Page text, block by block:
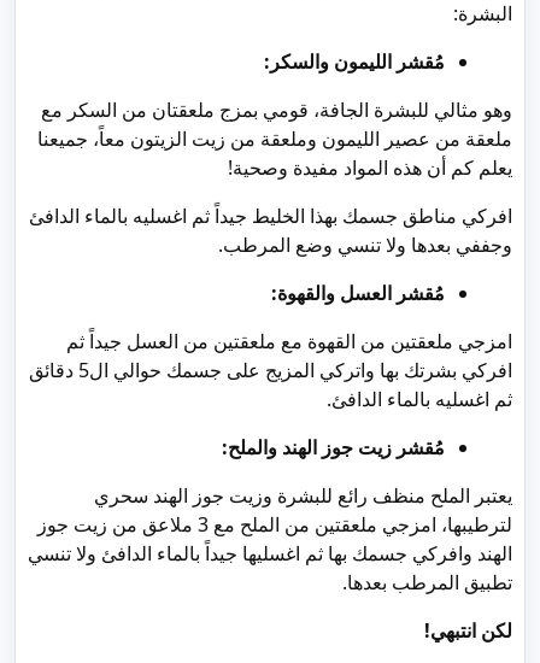
البشرة:
مُقشر الليمون والسكر:
وهو مثالي للبشرة الجافة، قومي بمزج ملعقتان من السكر مع
ملعقة من عصير الليمون وملعقة من زيت الزيتون معاً، جميعنا
يعلم كم أن هذه المواد مفيدة وصحية!
افركي مناطق جسمك بهذا الخليط جيداً ثم اغسليه بالماء الدافئ
وجففي بعدها ولا تنسي وضع المرطب.
مُقشر العسل والقهوة:
امزجي ملعقتين من القهوة مع ملعقتين من العسل جيداً ثم
افركي بشرتك بها واتركي المزيج على جسمك حوالي ال5 دقائق
ثم اغسليه بالماء الدافئ.
مُقشر زيت جوز الهند والملح:
يعتبر الملح منظف رائع للبشرة وزيت جوز الهند سحري
لترطيبها، امزجي ملعقتين من الملح مع 3 ملاعق من زيت جوز
الهند وافركي جسمك بها ثم اغسليها جيداً بالماء الدافئ ولا تنسي
تطبيق المرطب بعدها.
لكن انتبهي!